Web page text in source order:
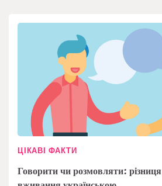
ЦІКАВІ ФАКТИ
Говорити чи розмовляти: